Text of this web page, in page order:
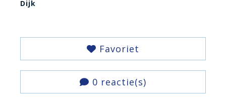
Dijk
Favoriet
0 reactie(s)